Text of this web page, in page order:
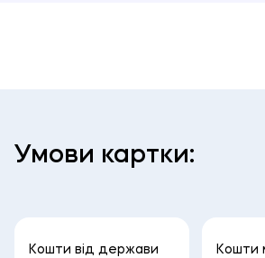
Умови картки:
Кошти від держави
Кошти